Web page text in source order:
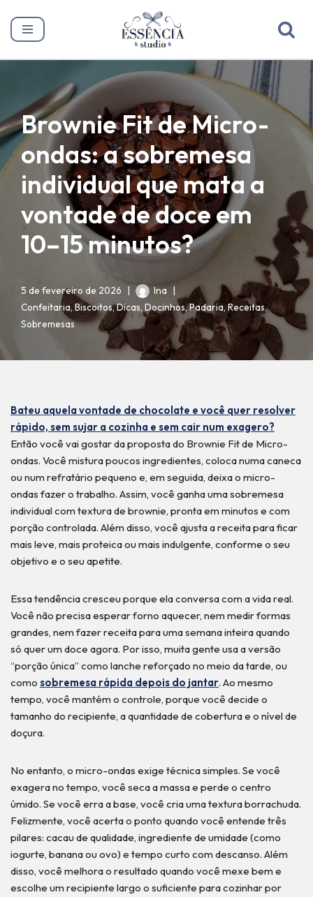
Pular
Brownie Fit de Micro-
ondas: a sobremesa
individual que mata a
vontade de doce em
10–15 minutos?
5 de fevereiro de 2026
Ina
Confeitaria, Biscoitos,Dicas, Docinhos,Padaria,Receitas,
Sobremesas
Bateu aquela vontade de chocolate e você quer resolver
rápido, sem sujar a cozinha e sem cair num exagero?
Então você vai gostar da proposta do Brownie Fit de Micro-
ondas. Você mistura poucos ingredientes, coloca numa caneca
ou num refratário pequeno e, em seguida, deixa o micro-
ondas fazer o trabalho. Assim, você ganha uma sobremesa
individual com textura de brownie, pronta em minutos e com
porção controlada. Além disso, você ajusta a receita para ficar
mais leve, mais proteica ou mais indulgente, conforme o seu
objetivo e o seu apetite.
Essa tendência cresceu porque ela conversa com a vida real.
Você não precisa esperar forno aquecer, nem medir formas
grandes, nem fazer receita para uma semana inteira quando
só quer um doce agora. Por isso, muita gente usa a versão
“porção única” como lanche reforçado no meio da tarde, ou
como sobremesa rápida depois do jantar. Ao mesmo
tempo, você mantém o controle, porque você decide o
tamanho do recipiente, a quantidade de cobertura e o nível de
doçura.
No entanto, o micro-ondas exige técnica simples. Se você
exagera no tempo, você seca a massa e perde o centro
úmido. Se você erra a base, você cria uma textura borrachuda.
Felizmente, você acerta o ponto quando você entende três
pilares: cacau de qualidade, ingrediente de umidade (como
iogurte, banana ou ovo) e tempo curto com descanso. Além
disso, você melhora o resultado quando você mexe bem e
escolhe um recipiente largo o suficiente para cozinhar por